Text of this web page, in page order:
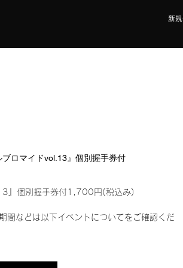
新
ロマイドvol.13』個別握手券付
』個別握手券付1,700円(税込み)
間などは以下イベントについてをご確認くだ